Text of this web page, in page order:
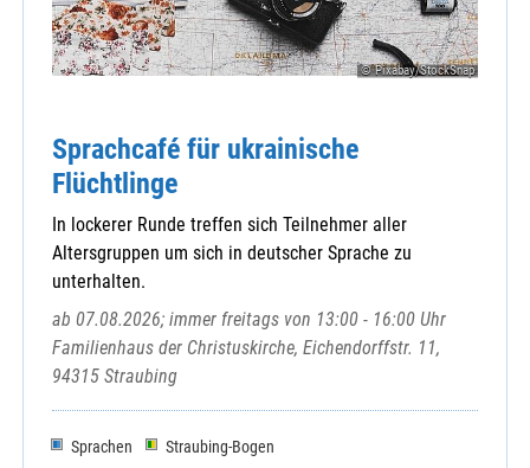
© Pixabay/StockSnap
Sprachcafé für ukrainische
Flüchtlinge
In lockerer Runde treffen sich Teilnehmer aller
Altersgruppen um sich in deutscher Sprache zu
unterhalten.
ab 07.08.2026; immer freitags von 13:00 - 16:00 Uhr
Familienhaus der Christuskirche, Eichendorffstr. 11,
94315 Straubing
Sprachen
Straubing-Bogen